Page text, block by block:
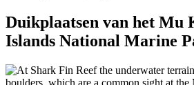
Duikplaatsen van het Mu
Islands National Marine